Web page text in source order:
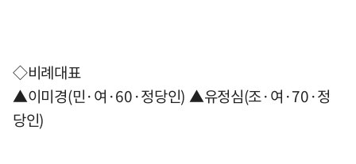
◇비례대표
▲이미경(민·여·60·정당인) ▲유정심(조·여·70·정
당인)